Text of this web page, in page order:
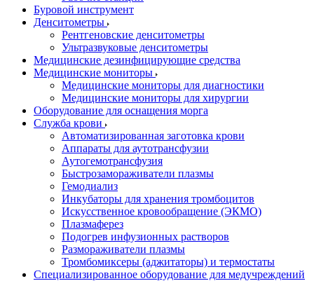
Буровой инструмент
Денситометры
Рентгеновские денситометры
Ультразвуковые денситометры
Медицинские дезинфицирующие средства
Медицинские мониторы
Медицинские мониторы для диагностики
Медицинские мониторы для хирургии
Оборудование для оснащения морга
Служба крови
Автоматизированная заготовка крови
Аппараты для аутотрансфузии
Аутогемотрансфузия
Быстрозамораживатели плазмы
Гемодиализ
Инкубаторы для хранения тромбоцитов
Искусственное кровообращение (ЭКМО)
Плазмаферез
Подогрев инфузионных растворов
Размораживатели плазмы
Тромбомиксеры (аджитаторы) и термостаты
Специализированное оборудование для медучреждений